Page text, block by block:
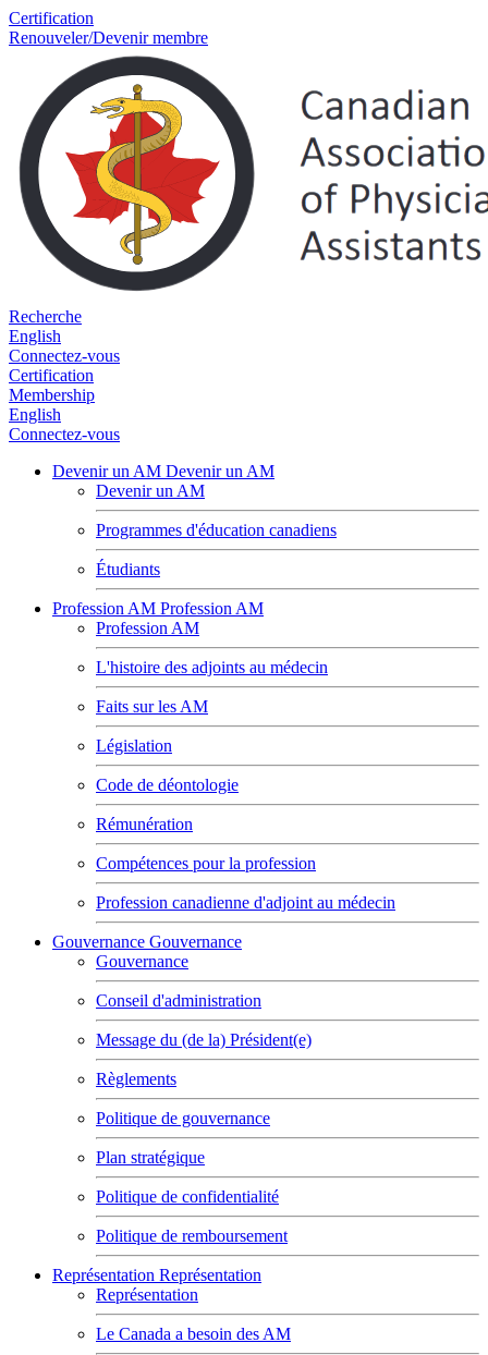
Certification
Renouveler/Devenir membre
Recherche
English
Connectez-vous
Certification
Membership
English
Connectez-vous
Devenir un AM Devenir un AM
Devenir un AM
Programmes d'éducation canadiens
Étudiants
Profession AM Profession AM
Profession AM
L'histoire des adjoints au médecin
Faits sur les AM
Législation
Code de déontologie
Rémunération
Compétences pour la profession
Profession canadienne d'adjoint au médecin
Gouvernance Gouvernance
Gouvernance
Conseil d'administration
Message du (de la) Président(e)
Règlements
Politique de gouvernance
Plan stratégique
Politique de confidentialité
Politique de remboursement
Représentation Représentation
Représentation
Le Canada a besoin des AM